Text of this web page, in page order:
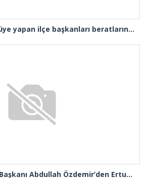
AK Parti İstanbul İl Başkanı Abdullah Özdemir’den Ertuğrul Özkök’e “Franco” tepkisi